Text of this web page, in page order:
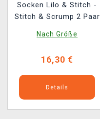
Socken Lilo & Stitch -
Stitch & Scrump 2 Paar
Nach Größe
16,30 €
Details